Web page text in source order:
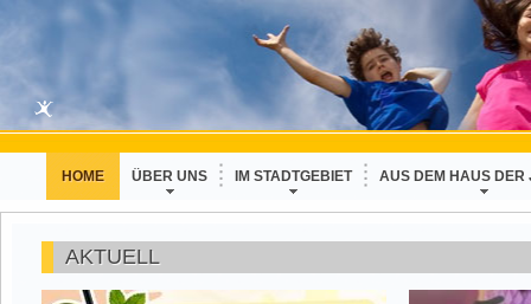
HOME ÜBER UNS IM STADTGEBIET AUS DEM HAUS DER
AKTUELL